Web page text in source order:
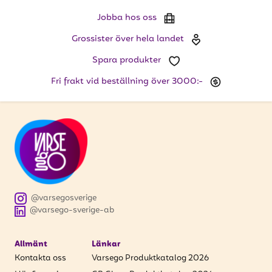
Ange din e-postadress nedan för att ta del av våra
nyheter och erbjudanden.
PRENUMERERA
Jobba hos oss
Grossister över hela landet
Spara produkter
Fri frakt vid beställning över 3000:-
@varsego-sverige-ab
@varsegosverige
Allmänt
Kontakta oss
Länkar
Varsego Produktkatalog 2026